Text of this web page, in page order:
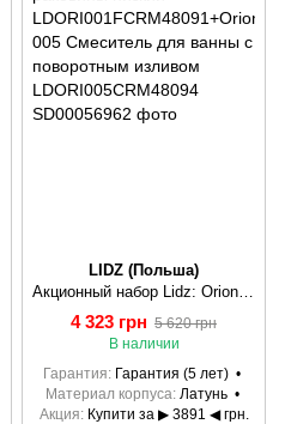
LIDZ (Польша)
Акционный набор Lidz: Orion 001F Смеситель для раковины низкий LDORI001FCRM48091+Orion 005 Смеситель для ванны с поворотным изливом LDORI005CRM48094
4 323 грн 5 620 грн
В наличии
Гарантия Гарантия (5 лет)
Материал корпуса Латунь
Акция Купити за ▶ 3891 ◀ грн.